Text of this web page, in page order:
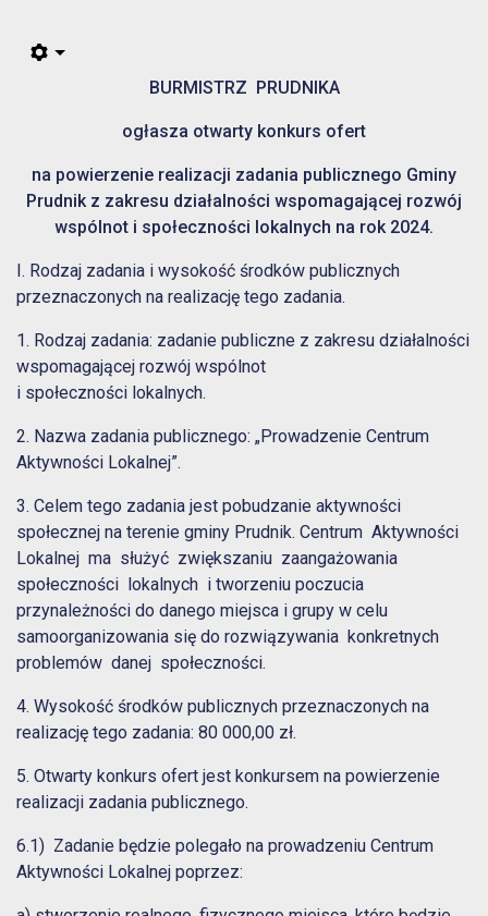
BURMISTRZ PRUDNIKA
ogłasza otwarty konkurs ofert
na powierzenie realizacji zadania publicznego Gminy
Prudnik z zakresu działalności wspomagającej rozwój
wspólnot i społeczności lokalnych na rok 2024.
I. Rodzaj zadania i wysokość środków publicznych
przeznaczonych na realizację tego zadania.
1. Rodzaj zadania: zadanie publiczne z zakresu działalności
wspomagającej rozwój wspólnot
i społeczności lokalnych.
2. Nazwa zadania publicznego: „Prowadzenie Centrum
Aktywności Lokalnej”.
3. Celem tego zadania jest pobudzanie aktywności
społecznej na terenie gminy Prudnik. Centrum Aktywności
Lokalnej ma służyć zwiększaniu zaangażowania
społeczności lokalnych i tworzeniu poczucia
przynależności do danego miejsca i grupy w celu
samoorganizowania się do rozwiązywania konkretnych
problemów danej społeczności.
4. Wysokość środków publicznych przeznaczonych na
realizację tego zadania: 80 000,00 zł.
5. Otwarty konkurs ofert jest konkursem na powierzenie
realizacji zadania publicznego.
6.1) Zadanie będzie polegało na prowadzeniu Centrum
Aktywności Lokalnej poprzez: